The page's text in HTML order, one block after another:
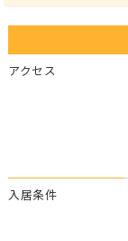
アクセス
入居条件